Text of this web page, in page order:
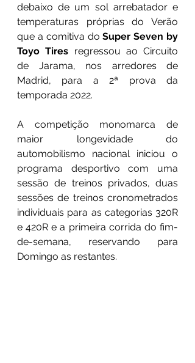
debaixo de um sol arrebatador e
temperaturas próprias do Verão
que a comitiva do Super Seven by
Toyo Tires regressou ao Circuito
de Jarama, nos arredores de
Madrid, para a 2ª prova da
temporada 2022.
A competição monomarca de
maior longevidade do
automobilismo nacional iniciou o
programa desportivo com uma
sessão de treinos privados, duas
sessões de treinos cronometrados
individuais para as categorias 320R
e 420R e a primeira corrida do fim-
de-semana, reservando para
Domingo as restantes.